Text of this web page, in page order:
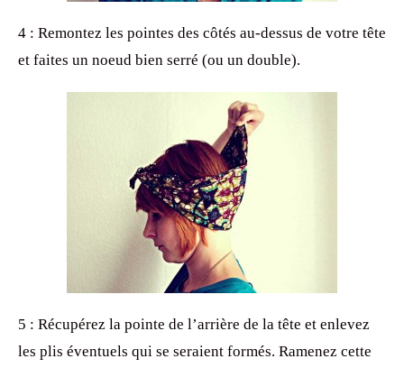
4 : Remontez les pointes des côtés au-dessus de votre tête
et faites un noeud bien serré (ou un double).
5 : Récupérez la pointe de l’arrière de la tête et enlevez
les plis éventuels qui se seraient formés. Ramenez cette